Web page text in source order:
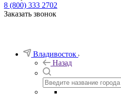
8 (800) 333 2702
Заказать звонок
Владивосток
Назад